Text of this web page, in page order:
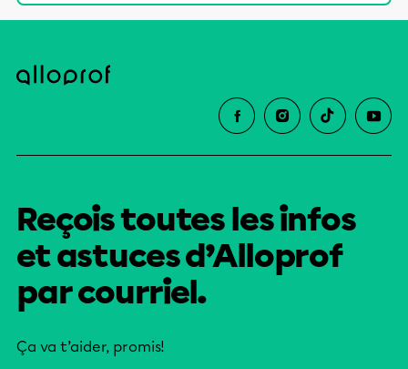
utilisés et des programmes particuliers.
Reçois toutes les infos
et astuces d’Alloprof
par courriel.
Ça va t’aider, promis!